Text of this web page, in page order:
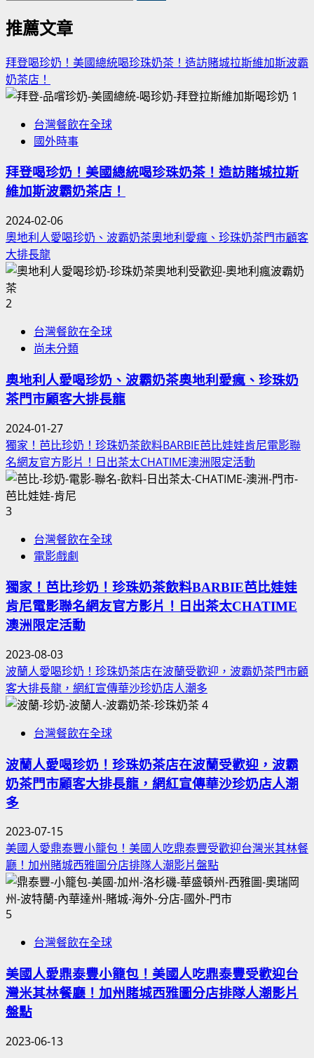
關
字:
推薦文章
拜登喝珍奶！美國總統喝珍珠奶茶！造訪賭城拉斯維加斯波霸
奶茶店！
1
台灣餐飲在全球
國外時事
拜登喝珍奶！美國總統喝珍珠奶茶！造訪賭城拉斯
維加斯波霸奶茶店！
2024-02-06
奧地利人愛喝珍奶、波霸奶茶奧地利愛瘋、珍珠奶茶門市顧客
大排長龍
2
台灣餐飲在全球
尚未分類
奧地利人愛喝珍奶、波霸奶茶奧地利愛瘋、珍珠奶
茶門市顧客大排長龍
2024-01-27
獨家！芭比珍奶！珍珠奶茶飲料BARBIE芭比娃娃肯尼電影聯
名網友官方影片！日出茶太CHATIME澳洲限定活動
3
台灣餐飲在全球
電影戲劇
獨家！芭比珍奶！珍珠奶茶飲料BARBIE芭比娃娃
肯尼電影聯名網友官方影片！日出茶太CHATIME
澳洲限定活動
2023-08-03
波蘭人愛喝珍奶！珍珠奶茶店在波蘭受歡迎，波霸奶茶門市顧
客大排長龍，網紅宣傳華沙珍奶店人潮多
4
台灣餐飲在全球
波蘭人愛喝珍奶！珍珠奶茶店在波蘭受歡迎，波霸
奶茶門市顧客大排長龍，網紅宣傳華沙珍奶店人潮
多
2023-07-15
美國人愛鼎泰豐小籠包！美國人吃鼎泰豐受歡迎台灣米其林餐
廳！加州賭城西雅圖分店排隊人潮影片盤點
5
台灣餐飲在全球
美國人愛鼎泰豐小籠包！美國人吃鼎泰豐受歡迎台
灣米其林餐廳！加州賭城西雅圖分店排隊人潮影片
盤點
2023-06-13